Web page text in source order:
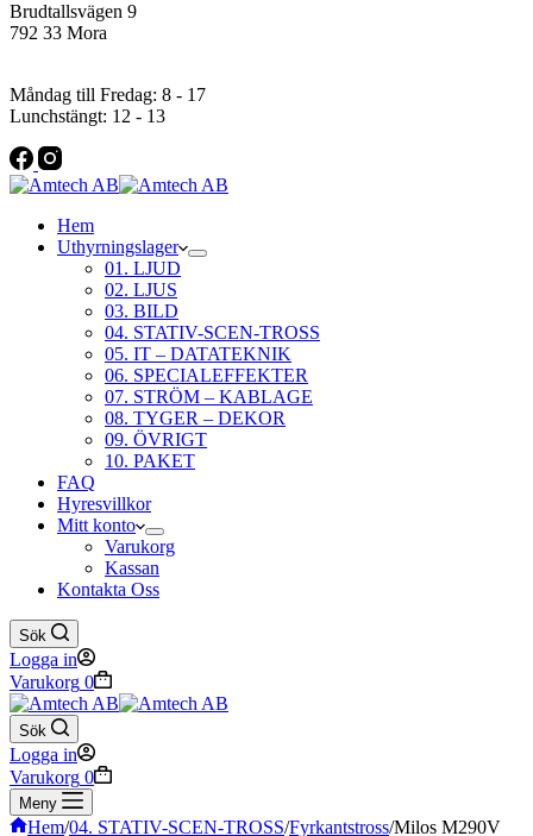
Brudtallsvägen 9
792 33 Mora
Måndag till Fredag: 8 - 17
Lunchstängt: 12 - 13
Hem
Uthyrningslager
01. LJUD
02. LJUS
03. BILD
04. STATIV-SCEN-TROSS
05. IT – DATATEKNIK
06. SPECIALEFFEKTER
07. STRÖM – KABLAGE
08. TYGER – DEKOR
09. ÖVRIGT
10. PAKET
FAQ
Hyresvillkor
Mitt konto
Varukorg
Kassan
Kontakta Oss
Sök
Logga in
Varukorg 0
Sök
Logga in
Varukorg 0
Meny
Hem/04. STATIV-SCEN-TROSS/Fyrkantstross/Milos M290V